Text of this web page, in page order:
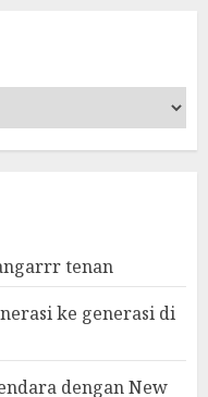
tenan
ke generasi di
dengan New